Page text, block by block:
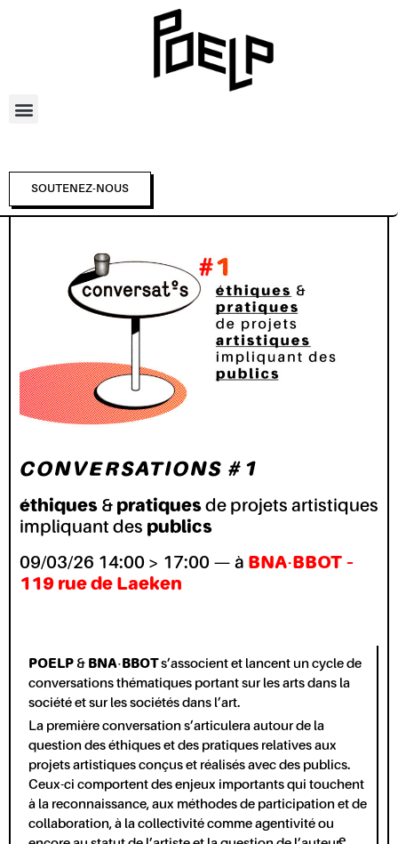
SOUTENEZ-NOUS
CONVERSATIONS #1
éthiques & pratiques de projets artistiques
impliquant des publics
09/03/26 14:00 > 17:00 — à BNA-BBOT –
119 rue de Laeken
POELP & BNA-BBOTs’associent et lancent un cycle de
conversations thématiques portant sur les arts dans la
société et sur les sociétés dans l’art.
La première conversation s’articulera autour de la
question des éthiques et des pratiques relatives aux
projets artistiques conçus et réalisés avec des publics.
Ceux-ci comportent des enjeux importants qui touchent
à la reconnaissance, aux méthodes de participation et de
collaboration, à la collectivité comme agentivité ou